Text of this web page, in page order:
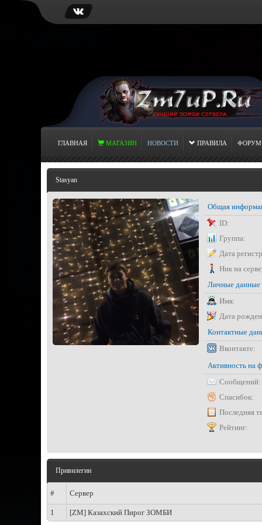
ГЛАВНАЯ МАГАЗИН НОВОСТИ ПРАВИЛА ФОРУМ
Stasyan
Общая
ID:
Группа:
Дата
Ник на
Личные данные
Имя:
Дата
Контактные
Вконтакте:
Активность на
Сообщений:
Спасибок:
Последняя
Рейтинг:
Привилегии
# Сервер
1 [ZM] Казахский Пирог ЗОМБИ